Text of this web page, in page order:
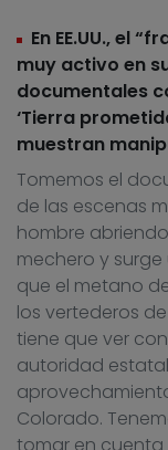
En EE.UU., el
muy activo en
documentales
‘Tierra
muestran
Tomemos el
de las escenas
hombre
mechero y
que el metano
los vertederos
tiene que ver con
autoridad
Colorado.